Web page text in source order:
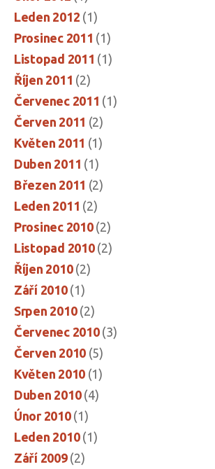
Leden 2012 (1)
Prosinec 2011 (1)
Listopad 2011 (1)
Říjen 2011 (2)
Červenec 2011 (1)
Červen 2011 (2)
Květen 2011 (1)
Duben 2011 (1)
Březen 2011 (2)
Leden 2011 (2)
Prosinec 2010(2)
Listopad 2010(2)
Říjen 2010(2)
Září 2010(1)
Srpen 2010(2)
Červenec 2010(3)
Červen 2010 (5)
Květen 2010 (1)
Duben 2010(4)
Únor 2010(1)
Leden 2010(1)
Září 2009(2)